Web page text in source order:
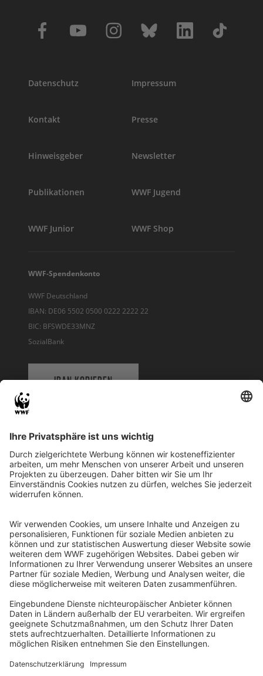
Datenschutz Impressum
Kontakt Presse
Hinweisgeber Newsletter
Publikationen WWF Jugend
WWF Junior WWF Shop
WWF-Spendenkonto
WWF Deutschland
IBAN: DE06 5502 0500 0222 2222 22
BIC: BFSWDE33MNZ
SozialBank
IBAN KOPIEREN
WWF Deutschland
Reinhardtstr. 18
10117 Berlin
Ihre Spende kann steuerlich geltend gemacht werden
Registriert als Stiftung WWF Deutschland, Senatsverwaltung für
Justiz Berlin, Az: 3416/976/2
Umsatzsteuer-Identifikationsnummer: DE 114236103
Freistellungsbescheid: Als gemeinnützige Körperschaft befreit
von der Körperschaftssteuer gem. §5 I 9 KStg. unter der
Steuernummer 27/641/09321